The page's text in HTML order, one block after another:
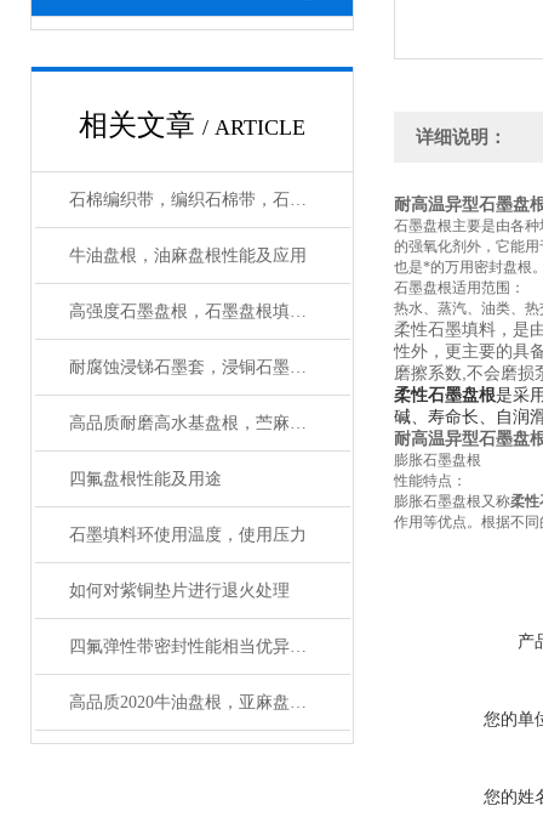
相关文章 / ARTICLE
石棉编织带，编织石棉带，石棉带性能
牛油盘根，油麻盘根性能及应用
高强度石墨盘根，石墨盘根填料环供应商
耐腐蚀浸锑石墨套，浸铜石墨轴承用途及性能
高品质耐磨高水基盘根，苎麻盘根河北生产厂家
四氟盘根性能及用途
石墨填料环使用温度，使用压力
如何对紫铜垫片进行退火处理
四氟弹性带密封性能相当优异，使用方便快捷
高品质2020牛油盘根，亚麻盘根*
详细说明：
耐高温异型石墨盘
石墨盘根主要是由各
的强氧化剂外，它能
也是*的万用密封盘根
石墨盘根适用范围：
热水、蒸汽、油类、
柔性石墨填料，是
性外，更主要的具
磨擦系数,不会磨损
柔性石墨盘根是采
碱、寿命长、自润
耐高温异型石墨盘
膨胀石墨盘根
性能特点：
膨胀石墨盘根又称柔性
作用等优点。根据不
产
您的单
您的姓